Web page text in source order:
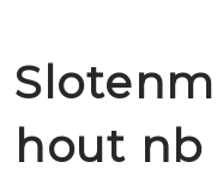
hout nb